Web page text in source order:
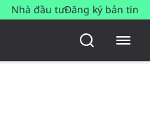
Nhà đầu tưĐăng ký bản tin